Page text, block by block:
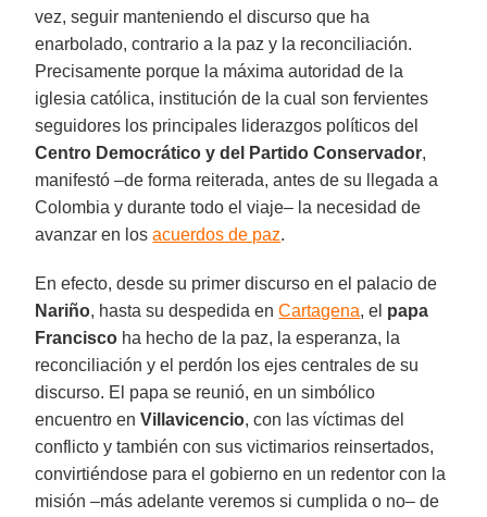
vez, seguir manteniendo el discurso que ha
enarbolado, contrario a la paz y la reconciliación.
Precisamente porque la máxima autoridad de la
iglesia católica, institución de la cual son fervientes
seguidores los principales liderazgos políticos del
Centro Democrático y del Partido Conservador,
manifestó –de forma reiterada, antes de su llegada a
Colombia y durante todo el viaje– la necesidad de
avanzar en losacuerdos de paz.
En efecto, desde su primer discurso en el palacio de
Nariño, hasta su despedida enCartagena, el papa
Francisco ha hecho de la paz, la esperanza, la
reconciliación y el perdón los ejes centrales de su
discurso. El papa se reunió, en un simbólico
encuentro enVillavicencio, con las víctimas del
conflicto y también con sus victimarios reinsertados,
convirtiéndose para el gobierno en un redentor con la
misión –más adelante veremos si cumplida o no– de